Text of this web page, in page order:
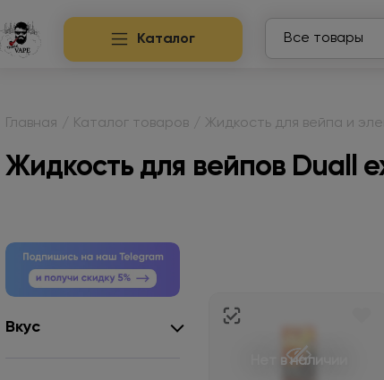
Каталог Все товары
Search
Главная Каталог товаров Жидкость для вейпа и
Жидкость для вейпов Duall
Вкус
Нет в наличии